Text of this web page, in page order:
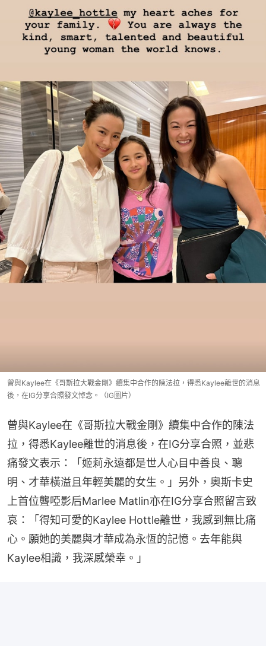
曾與Kaylee在《哥斯拉大戰金剛》續集中合作的陳法拉，得悉Kaylee離世的消息
後，在IG分享合照發文悼念。（IG圖片）
曾與Kaylee在《哥斯拉大戰金剛》續集中合作的陳法
拉，得悉Kaylee離世的消息後，在IG分享合照，並悲
痛發文表示：「姬莉永遠都是世人心目中善良、聰
明、才華橫溢且年輕美麗的女生。」另外，奧斯卡史
上首位聾啞影后Marlee Matlin亦在IG分享合照留言致
哀：「得知可愛的Kaylee Hottle離世，我感到無比痛
心。願她的美麗與才華成為永恆的記憶。去年能與
Kaylee相識，我深感榮幸。」